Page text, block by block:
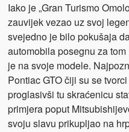
Iako je „Gran Turismo
zauvijek vezao uz svoj
svejedno je bilo pokušaja
automobila posegnu za
je na svoje modele.
Pontiac GTO čiji su se
proglasivši tu skraćenicu
primjera poput
svoju slavu prikupljao na